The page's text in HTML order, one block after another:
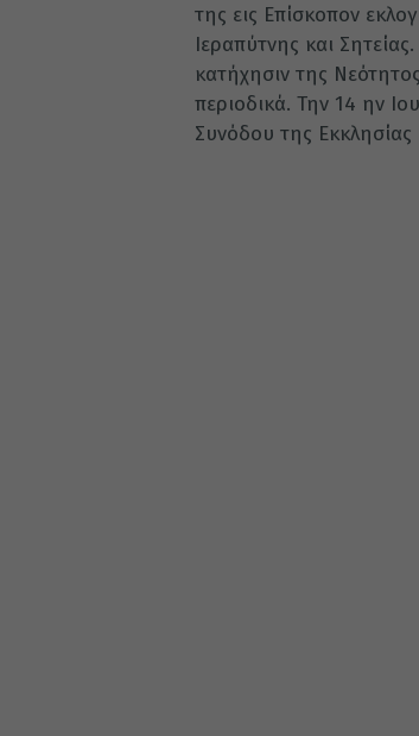
της εις Επίσκοπον
Ιεραπύτνης και
κατήχησιν της
περιοδικά. Την 14 ην
Συνόδου της